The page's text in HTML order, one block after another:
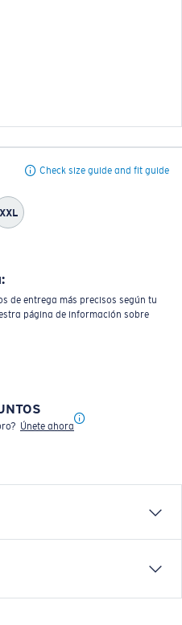
Check size guide and fit guide
XXL
de entrega más precisos según tu
página de información sobre
Únete ahora
adventure, Costa T-